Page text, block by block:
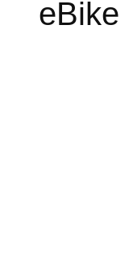
eBike